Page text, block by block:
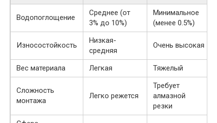
Водопоглощение
Среднее (от
3% до 10%)
Минимальное
(менее 0.5%)
Износостойкость
Низкая-
средняя
Очень высокая
Вес материала Легкая Тяжелый
Сложность
монтажа
Легко режется
Требует
алмазной
резки